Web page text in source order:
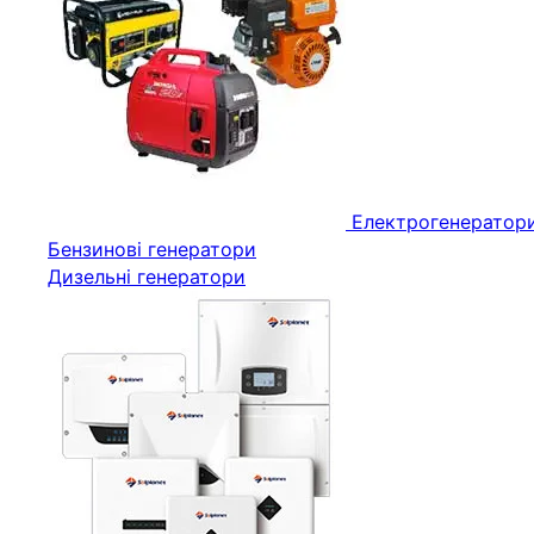
Бензинові генератори
Дизельні генератори